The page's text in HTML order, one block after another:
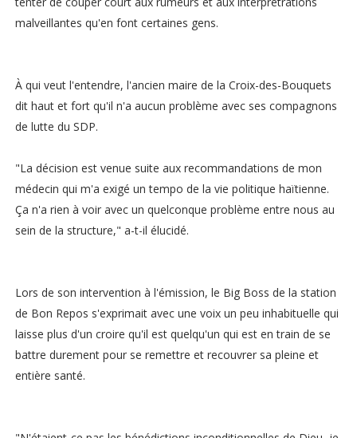
malveillantes qu'en font certaines gens.
À qui veut l'entendre, l'ancien maire de la Croix-des-Bouquets
dit haut et fort qu'il n'a aucun problème avec ses compagnons
de lutte du SDP.
"La décision est venue suite aux recommandations de mon
médecin qui m'a exigé un tempo de la vie politique haïtienne.
Ça n'a rien à voir avec un quelconque problème entre nous au
sein de la structure," a-t-il élucidé.
Lors de son intervention à l'émission, le Big Boss de la station
de Bon Repos s'exprimait avec une voix un peu inhabituelle qui
laisse plus d'un croire qu'il est quelqu'un qui est en train de se
battre durement pour se remettre et recouvrer sa pleine et
entière santé.